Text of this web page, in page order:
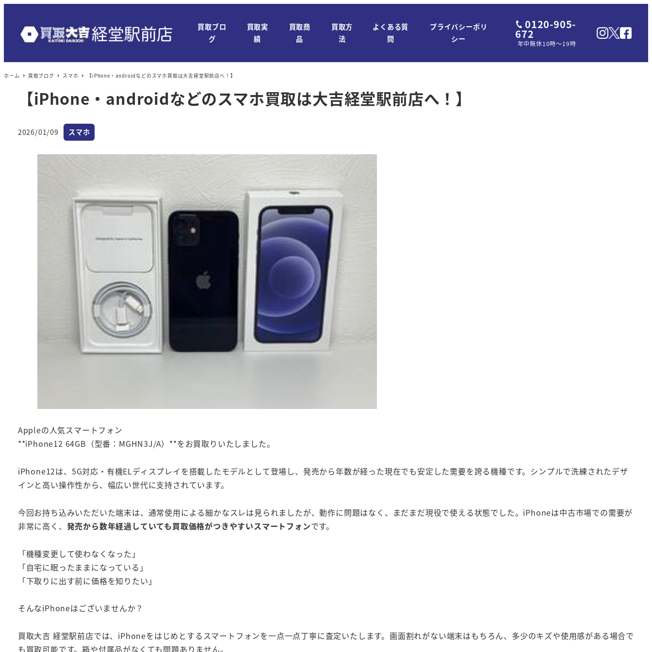
買取ブロ
グ
買取実
績
買取商
品
買取方
法
よくある質
問
プライバシーポリ
シー
0120-905-
672
年中無休10時～19時
ホーム 買取ブログ スマホ 【iPhone・androidなどのスマホ買取は大吉経堂駅前店へ！】
【iPhone・androidなどのスマホ買取は大吉経堂駅前店へ！】
投稿日
2026/01/09 カテゴリー
スマホ
Appleの人気スマートフォン
**iPhone12 64GB（型番：MGHN3J/A）**をお買取りいたしました。
iPhone12は、5G対応・有機ELディスプレイを搭載したモデルとして登場し、発売から年数が経った現在でも安定した需要を誇る機種です。シンプルで洗練されたデザ
インと高い操作性から、幅広い世代に支持されています。
今回お持ち込みいただいた端末は、通常使用による細かなスレは見られましたが、動作に問題はなく、まだまだ現役で使える状態でした。iPhoneは中古市場での需要が
非常に高く、 発売から数年経過していても買取価格がつきやすいスマートフォンです。
「機種変更して使わなくなった」
「自宅に眠ったままになっている」
「下取りに出す前に価格を知りたい」
そんなiPhoneはございませんか？
買取大吉 経堂駅前店では、iPhoneをはじめとするスマートフォンを一点一点丁寧に査定いたします。画面割れがない端末はもちろん、多少のキズや使用感がある場合で
も買取可能です。箱や付属品がなくても問題ありません。